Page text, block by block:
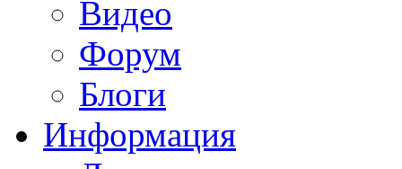
Видео
Форум
Блоги
Информация